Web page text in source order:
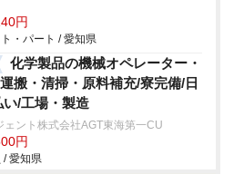
円
・パート / 愛知県
化学製品の機械オペレーター・
搬・清掃・原料補充/寮完備/日
い/工場・製造
ェント株式会社AGT東海第一CU
円
/ 愛知県